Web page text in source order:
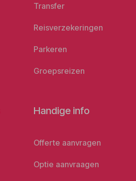
Transfer
Reisverzekeringen
Parkeren
Groepsreizen
Handige info
Offerte aanvragen
Optie aanvraagen